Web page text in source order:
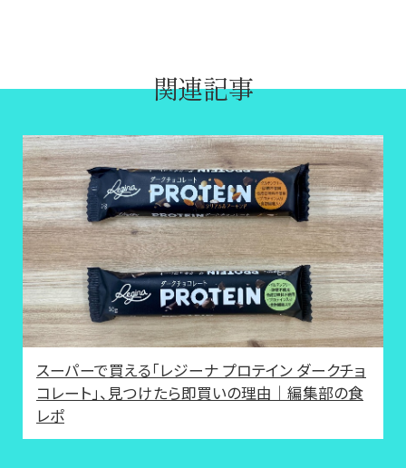
関連記事
スーパーで買える「レジーナ プロテイン ダークチョ
コレート」、見つけたら即買いの理由｜編集部の食
レポ